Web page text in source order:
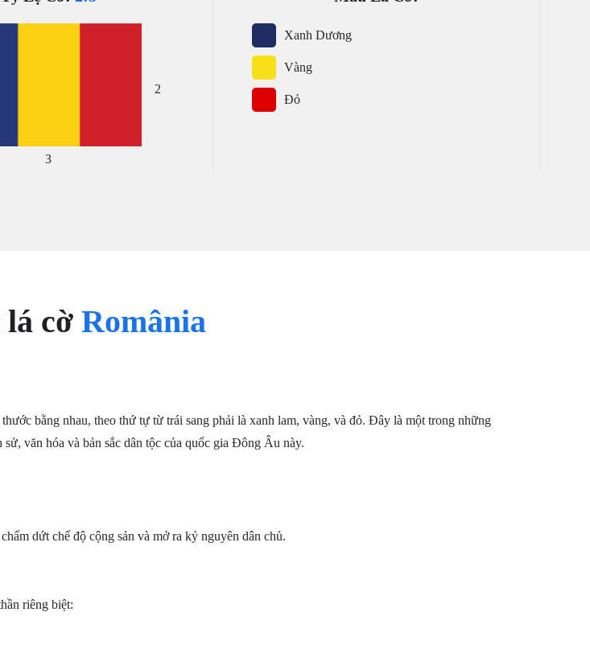
3
2
Xanh Dương
Vàng
Đỏ
cờ România
bằng nhau, theo thứ tự từ trái sang phải là xanh lam, vàng, và đỏ. Đây là một trong những
văn hóa và bản sắc dân tộc của quốc gia Đông Âu này.
dứt chế độ cộng sản và mở ra kỷ nguyên dân chủ.
riêng biệt: